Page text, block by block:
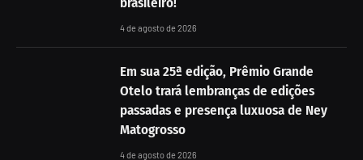
4 de agosto de 2026
Em sua 25ª edição, Prêmio Grande
Otelo trará lembranças de edições
passadas e presença luxuosa de Ney
Matogrosso
4 de agosto de 2026